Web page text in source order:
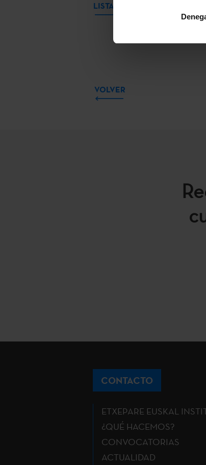
LISTADO DE PERSONAS
VOLVER
CONTACTO
ETXEPARE EUSKAL
¿QUÉ HACEMOS?
CONVOCATORIAS
ACTUALIDAD